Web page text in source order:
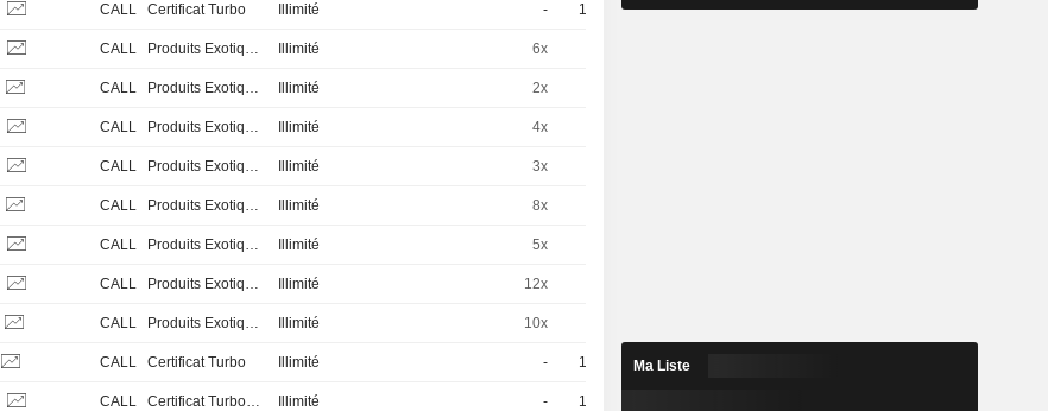
CALL Certificat Turbo Illimité - 10 1.42 / 1.45
CALL Produits Exotiques Illimité 6x
CALL Produits Exotiques Illimité 2x
CALL Produits Exotiques Illimité 4x
CALL Produits Exotiques Illimité 3x
CALL Produits Exotiques Illimité 8x
CALL Produits Exotiques Illimité 5x
CALL Produits Exotiques Illimité 12x
CALL Produits Exotiques Illimité 10x
CALL Certificat Turbo Illimité - 10 3.04 / 3.07
CALL Certificat Turbo Stop Loss Illimité - 10
Ma Liste